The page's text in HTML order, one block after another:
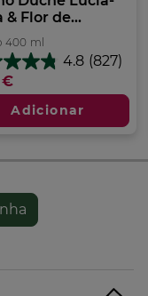
& Flor de...
400 ml
4.8 (827)
€
Adicionar